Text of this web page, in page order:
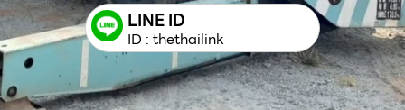
LINE ID
ID : thethailink